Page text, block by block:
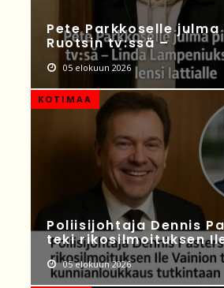
Pete Parkkoselle
Ruotsin tv:ssä –
05 elokuun 2026
KOTIMAA
Poliisijohtaja Dennis
teki rikosilmoituksen
05 elokuun 2026